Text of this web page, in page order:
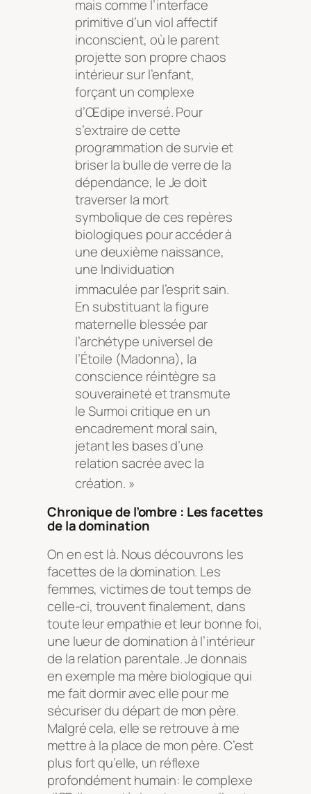
mais comme l’interface
primitive d’un viol affectif
inconscient, où le parent
projette son propre chaos
intérieur sur l’enfant,
forçant un complexe
d’Œdipe inversé. Pour
s’extraire de cette
programmation de survie et
briser la bulle de verre de la
dépendance, le Je doit
traverser la mort
symbolique de ces repères
biologiques pour accéder à
une deuxième naissance,
une Individuation
immaculée par l’esprit sain.
En substituant la figure
maternelle blessée par
l’archétype universel de
l’Étoile (Madonna), la
conscience réintègre sa
souveraineté et transmute
le Surmoi critique en un
encadrement moral sain,
jetant les bases d’une
relation sacrée avec la
création. »
Chronique de l’ombre : Les facettes
de la domination
On en est là. Nous découvrons les
facettes de la domination. Les
femmes, victimes de tout temps de
celle-ci, trouvent finalement, dans
toute leur empathie et leur bonne foi,
une lueur de domination à l’intérieur
de la relation parentale. Je donnais
en exemple ma mère biologique qui
me fait dormir avec elle pour me
sécuriser du départ de mon père.
Malgré cela, elle se retrouve à me
mettre à la place de mon père. C’est
plus fort qu’elle, un réflexe
profondément humain: le complexe